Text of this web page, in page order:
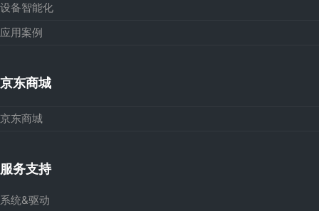
设备智能化
应用案例
京东商城
京东商城
服务支持
系统&驱动